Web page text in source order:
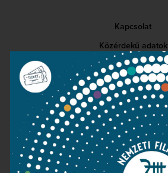
Kapcsolat
Közérdekű adatok
Sajtószoba
Adatvédelem
Impresszum